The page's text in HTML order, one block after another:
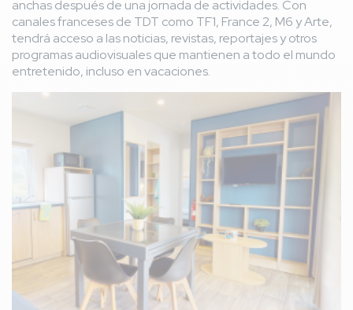
anchas después de una jornada de actividades. Con
canales franceses de TDT como TF1, France 2, M6 y Arte,
tendrá acceso a las noticias, revistas, reportajes y otros
programas audiovisuales que mantienen a todo el mundo
entretenido, incluso en vacaciones.